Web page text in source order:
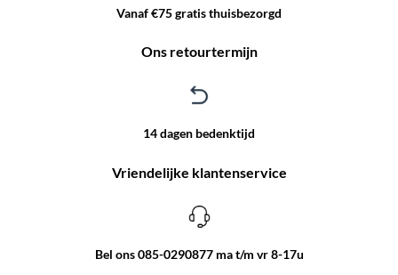
Vanaf €75 gratis thuisbezorgd
Ons retourtermijn
14 dagen bedenktijd
Vriendelijke klantenservice
Bel ons 085-0290877 ma t/m vr 8-17u